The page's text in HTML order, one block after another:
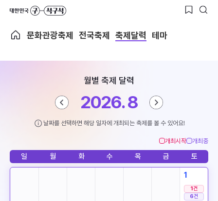
문화관광축제 전국축제 축제달력 테마
월별 축제 달력
2026. 8
날짜를 선택하면 해당 일자에 개최되는 축제를 볼 수 있어요!
개최시작 개최중
일 월 화 수 목 금 토
1
1건
6건